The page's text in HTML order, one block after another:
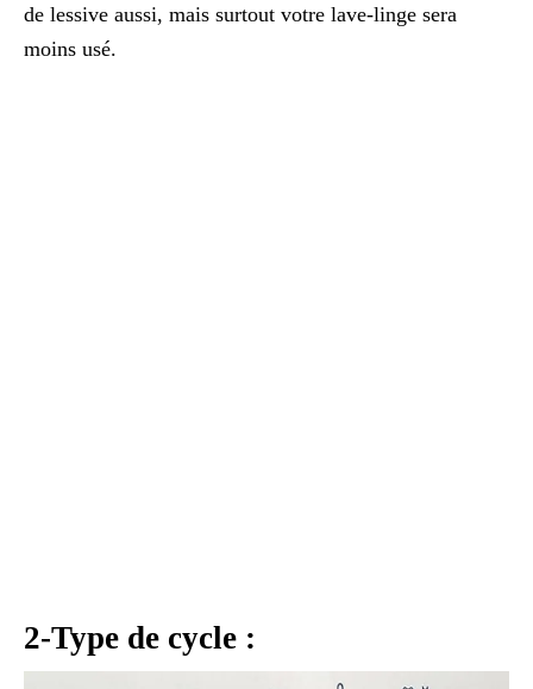
de lessive aussi, mais surtout votre lave-linge sera
moins usé.
2-Type de cycle :